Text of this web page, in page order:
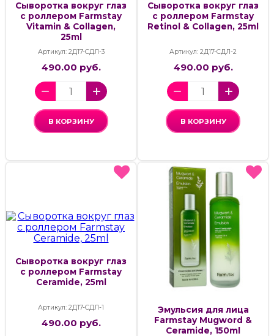
Сыворотка вокруг глаз
с роллером Farmstay
Vitamin & Collagen,
25ml
Артикул: 2Д17-СДЛ-3
490.00 руб.
В КОРЗИНУ
Сыворотка вокруг глаз
с роллером Farmstay
Retinol & Collagen, 25ml
Артикул: 2Д17-СДЛ-2
490.00 руб.
В КОРЗИНУ
Сыворотка вокруг глаз
с роллером Farmstay
Ceramide, 25ml
Артикул: 2Д17-СДЛ-1
490.00 руб.
Эмульсия для лица
Farmstay Mugword &
Ceramide, 150ml